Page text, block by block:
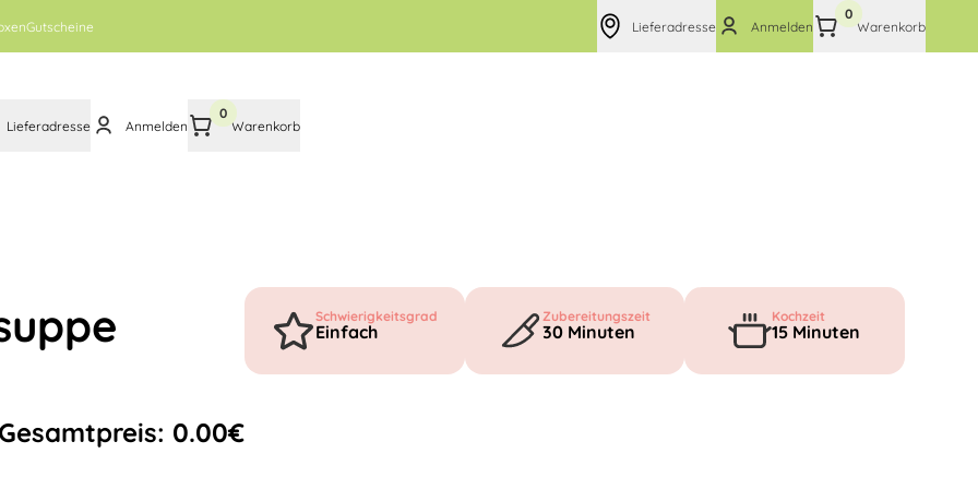
Gutscheine Lieferadresse Anmelden
0
Warenkorb
Lieferadresse Anmelden
0
Warenkorb
Schwierigkeitsgrad
Einfach
Zubereitungszeit
30Minuten
Kochzeit
15 Minuten
Gesamtpreis: 0.00€